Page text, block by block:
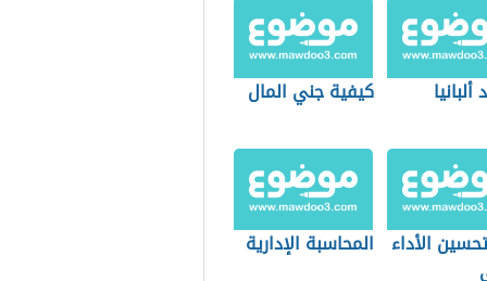
كيفية جني المال
الأداء المحاسبة الإدارية